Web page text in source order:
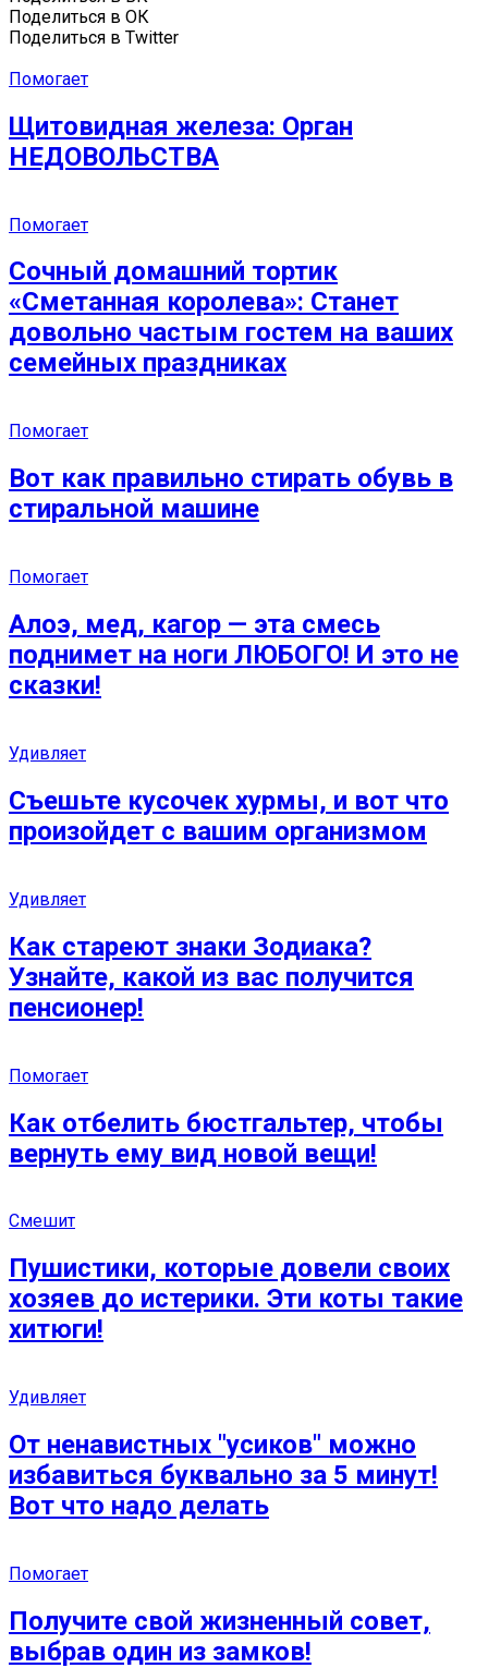
Поделиться в ОК
Поделиться в Twitter
Помогает
Щитовидная железа: Орган
НЕДОВОЛЬСТВА
Помогает
Сочный домашний тортик
«Сметанная королева»: Станет
довольно частым гостем на ваших
семейных праздниках
Помогает
Вот как правильно стирать обувь в
стиральной машине
Помогает
Алоэ, мед, кагор — эта смесь
поднимет на ноги ЛЮБОГО! И это не
сказки!
Удивляет
Съешьте кусочек хурмы, и вот что
произойдет с вашим организмом
Удивляет
Как стареют знаки Зодиака?
Узнайте, какой из вас получится
пенсионер!
Помогает
Как отбелить бюстгальтер, чтобы
вернуть ему вид новой вещи!
Смешит
Пушистики, которые довели своих
хозяев до истерики. Эти коты такие
хитюги!
Удивляет
От ненавистных ″усиков″ можно
избавиться буквально за 5 минут!
Вот что надо делать
Помогает
Получите свой жизненный совет,
выбрав один из замков!